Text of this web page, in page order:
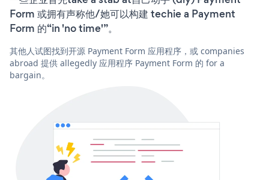
Form 或拥有声称他/她可以构建 techie a Payment
Form 的“in 'no time'”。
其他人试图找到开源 Payment Form 应用程序，或 companies
abroad 提供 allegedly 应用程序 Payment Form 的 for a
bargain。